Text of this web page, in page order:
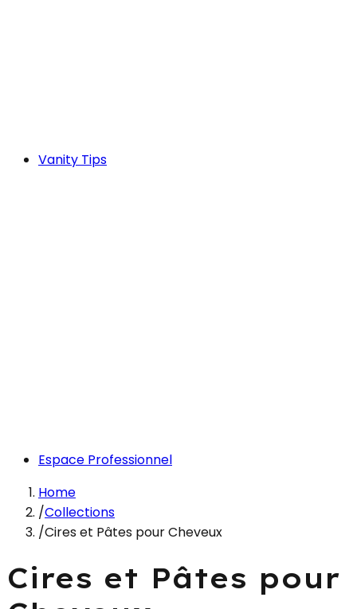
Vanity Tips
Espace Professionnel
Home
/Collections
/Cires et Pâtes pour Cheveux
Cires et Pâtes pour